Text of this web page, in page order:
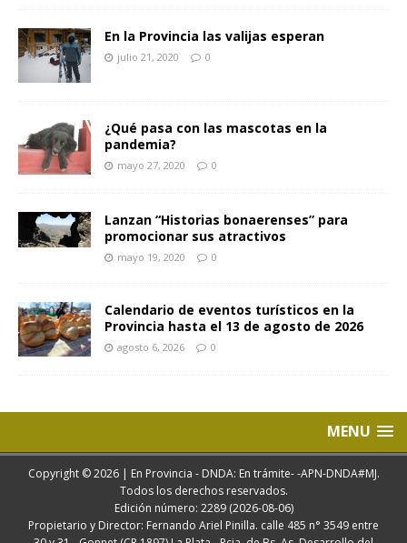
En la Provincia las valijas esperan
julio 21, 2020 0
¿Qué pasa con las mascotas en la
pandemia?
mayo 27, 2020 0
Lanzan “Historias bonaerenses” para
promocionar sus atractivos
mayo 19, 2020 0
Calendario de eventos turísticos en la
Provincia hasta el 13 de agosto de 2026
agosto 6, 2026 0
MENU
Copyright © 2026 | En Provincia - DNDA: En trámite- -APN-DNDA#MJ.
Todos los derechos reservados.
Edición número: 2289 (2026-08-06)
Propietario y Director: Fernando Ariel Pinilla. calle 485 n° 3549 entre